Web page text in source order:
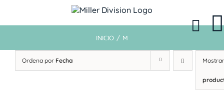
INICIO / M
Ordena por Fecha